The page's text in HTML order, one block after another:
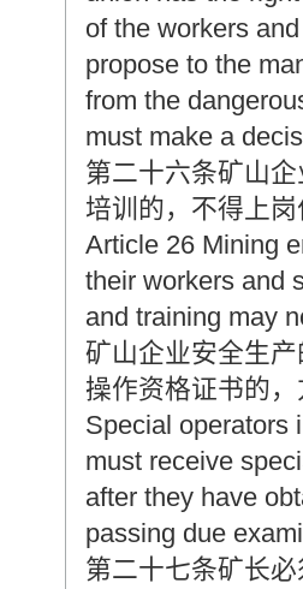
of the workers
propose to the
from the
must make a
第二十六条矿山
培训的，不得上
Article 26 Mining
their workers and
and training may
矿山企业安全生
操作资格证书的
Special operators
must receive
after they have
passing due
第二十七条矿长